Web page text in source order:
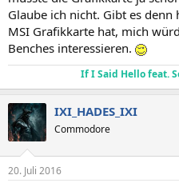
Glaube ich nicht. Gibt es
MSI Grafikkarte hat, mich
Benches interessieren.
If I Said Hello feat.
IXI_HADES_IXI
Commodore
20. Juli 2016